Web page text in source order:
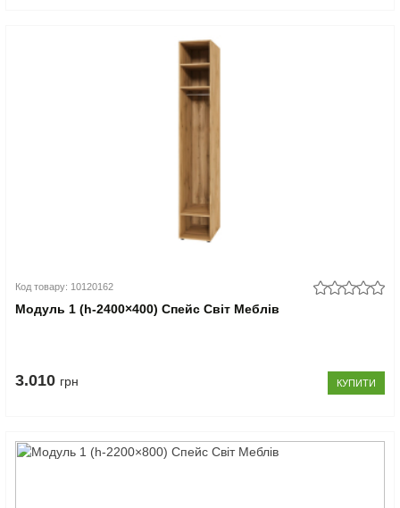
Код товару: 10120162
Модуль 1 (h-2400×400) Спейс Світ Меблів
3.010 грн КУПИТИ